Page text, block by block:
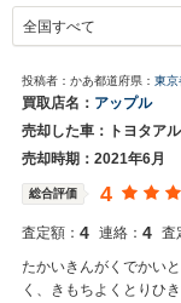
投稿者：かあ都道府県： 東京
買取店名： アップル
売却した車：トヨタア
売却時期：2021年6月
総合評価 4
査定額： 4 連絡： 4 査
たかいきんがくでかい
く、きもちよくとりひ